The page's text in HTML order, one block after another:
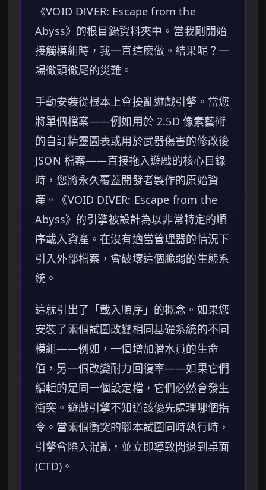
《VOID DIVER: Escape from the
Abyss》的根目錄資料夾中。當我剛開始
接觸模組時，我一直這麼做。結果呢？一
場徹頭徹尾的災難。
手動安裝從根本上會擾亂遊戲引擎。當您
將單個檔案——例如用於 2.5D 像素藝術
的自訂精靈圖表或用於武器傷害的修改後
JSON 檔案——直接拖入遊戲的核心目錄
時，您將永久覆蓋開發者製作的原始資
產。《VOID DIVER: Escape from the
Abyss》的引擎被設計為以非常特定的順
序載入資產。在沒有適當管理器的情況下
引入外部檔案，會破壞這個脆弱的生態系
統。
這就引出了「載入順序」的概念。如果您
安裝了兩個試圖改變相同基礎系統的不同
模組——例如，一個增加潛水員的生命
值，另一個改變耐力回復率——如果它們
編輯的是同一個設定檔，它們必然會發生
衝突。遊戲引擎不知道該優先處理哪個指
令。當兩個衝突的腳本試圖同時執行時，
引擎會陷入混亂，並立即導致閃退到桌面
(CTD)。